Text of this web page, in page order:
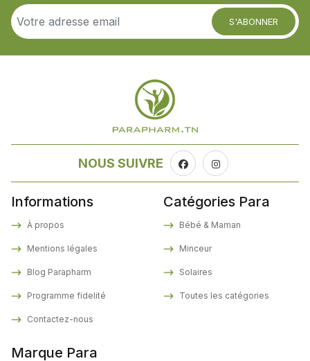
S'ABONNER
NOUS SUIVRE
Informations
À propos
Mentions légales
Blog Parapharm
Programme fidelité
Contactez-nous
Marque Para
Catégories Para
Bébé & Maman
Minceur
Solaires
Toutes les catégories